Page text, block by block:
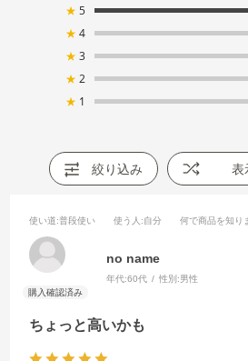
★ 5
★ 4
★ 3
★ 2
★ 1
絞り込み 表
ちょっと高いかも
使い道:普段使い 使う人 :自分 何で商品を知り
no name
年代:60代 性別:男性